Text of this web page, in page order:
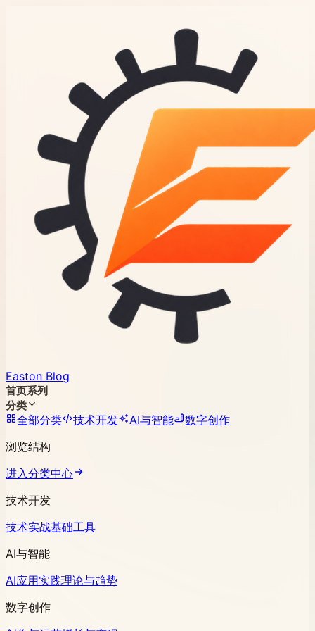
Easton Blog
首页系列
分类
全部分类 技术开发 AI与智能
数字创作
浏览结构
进入分类中心
技术开发
技术实战基础工具
AI与智能
AI应用实践理论与趋势
数字创作